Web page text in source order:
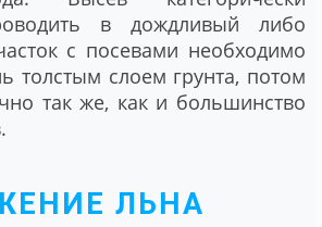
в дождливый либо
с посевами необходимо
толстым слоем грунта, потом
так же, как и большинство
ЛЬНА